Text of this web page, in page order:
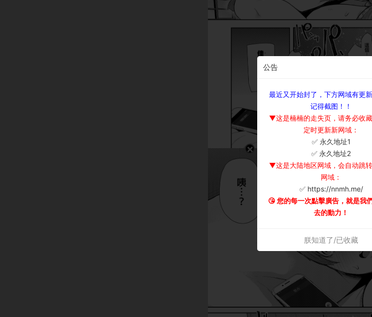
公告
最近又开始封了，下方网域有更
记得截图！！
▼这是楠楠的走失页，请务必收
定时更新新网域：
✅ 永久地址1
✅ 永久地址2
▼这是大陆地区网域，会自动跳
网域：
✅ https://nnmh.me/
😘 您的每一次點擊廣告，就是我
去的動力！
朕知道了/已收藏
×